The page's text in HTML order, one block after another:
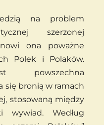
na problem
szerzonej
ona poważne
Polek i
Polaków.
powszechna
się bronią w ramach
stosowaną między
wywiad. Według